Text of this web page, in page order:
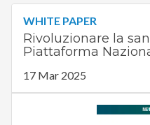
WHITE PAPER
Rivoluzionare la
Piattaforma
17 Mar 2025